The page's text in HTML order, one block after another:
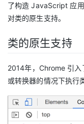
了构造 JavaScript 应
对类的原生支持。
类的原生支持
2014年，Chrome 引入
或转换器的情况下执行